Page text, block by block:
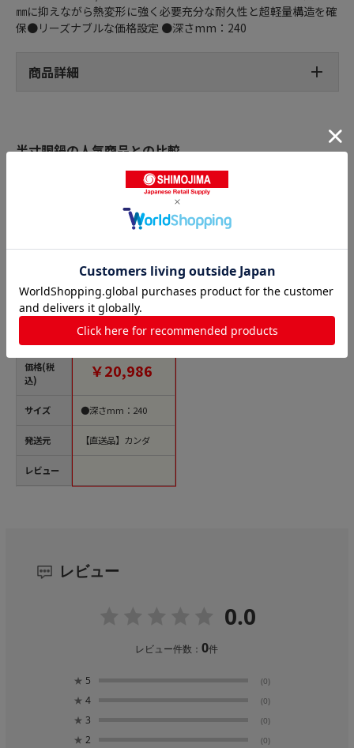
㎜に抑えながら熱変形に強く必要充分な耐久性と超軽量構造を確
保●リーズナブルな価格設定 ●深さmm：240
商品詳細
半寸胴鍋の人気商品との比較
商品名
価格(税
込)
サイズ
発送元
レビュー
KO 19-0電磁対応IH
半寸胴鍋(蓋付) 36cm
1個（ご注文単位1
￥20,986
●深さmm：240
【直送品】カンダ
レビュー
0.0
レビュー件数：0件
★ 5 (0)
★ 4 (0)
★ 3 (0)
★ 2 (0)